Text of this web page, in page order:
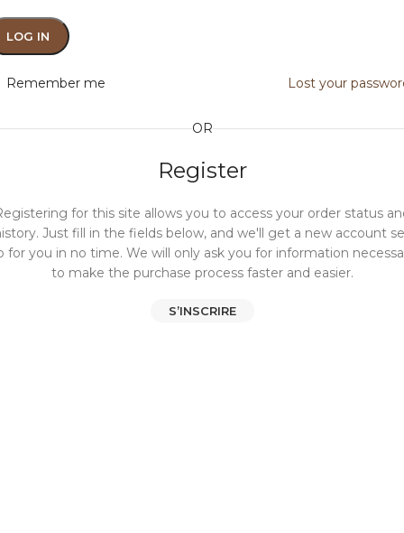
LOG IN
Lost your
Remember me
OR
Register
for this site allows you to access your order status
Just fill in the fields below, and we'll get a new account
for you in no time. We will only ask you for information
to make the purchase process faster and easier.
S’INSCRIRE